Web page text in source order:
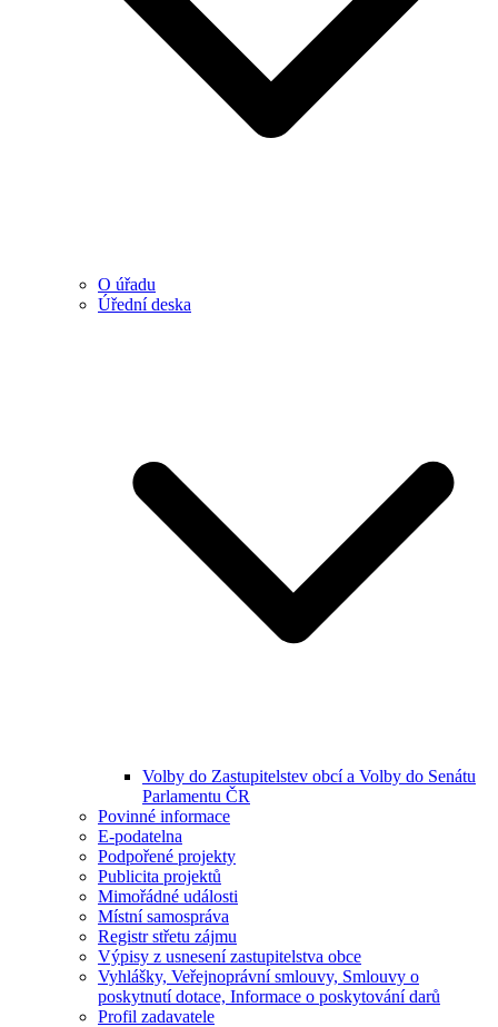
O úřadu
Úřední deska
Volby do Zastupitelstev obcí a Volby do Senátu
Parlamentu ČR
Povinné informace
E-podatelna
Podpořené projekty
Publicita projektů
Mimořádné události
Místní samospráva
Registr střetu zájmu
Výpisy z usnesení zastupitelstva obce
Vyhlášky, Veřejnoprávní smlouvy, Smlouvy o
poskytnutí dotace, Informace o poskytování darů
Profil zadavatele